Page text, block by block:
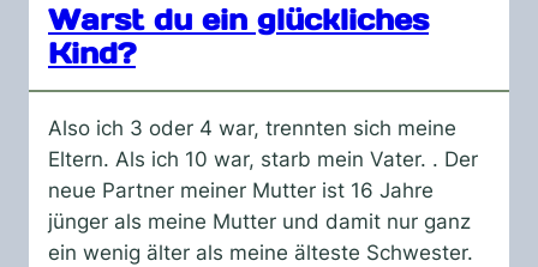
Warst du ein glückliches
Kind?
Also ich 3 oder 4 war, trennten sich meine
Eltern. Als ich 10 war, starb mein Vater. . Der
neue Partner meiner Mutter ist 16 Jahre
jünger als meine Mutter und damit nur ganz
ein wenig älter als meine älteste Schwester.